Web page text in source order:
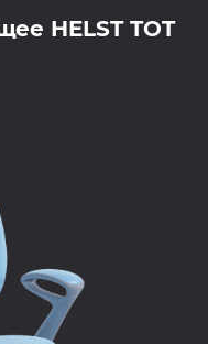
HELST TOT